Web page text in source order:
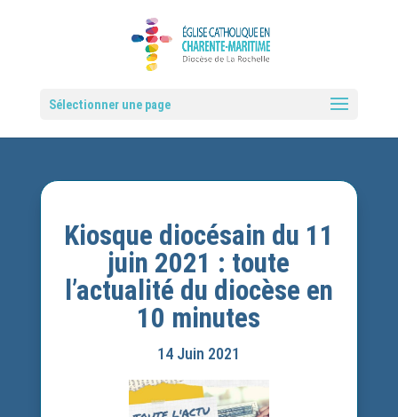
Sélectionner une page
Kiosque diocésain du 11
juin 2021 : toute
l’actualité du diocèse en
10 minutes
14 Juin 2021